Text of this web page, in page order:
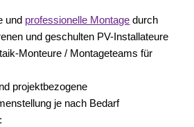
und professionelle Montage durch
und geschulten PV-Installateure
Monteure / Montageteams für
projektbezogene
je nach Bedarf